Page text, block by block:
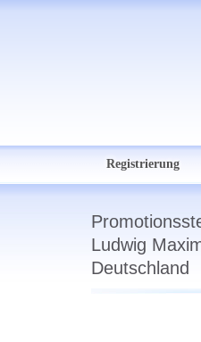
Registrierung
Ludwig
Deutschland